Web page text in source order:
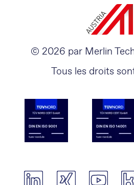
© 2026 par Merlin
Tous les droits